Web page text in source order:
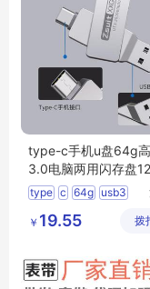
type-c手机u盘64g
3.0电脑两用闪存盘
OTG扩展优盘
type c 64g usb3
￥ 19.55 拨